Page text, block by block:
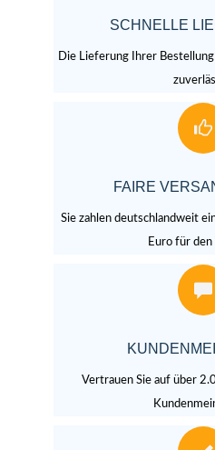
SCHNELLE
Die Lieferung Ihrer
FAIRE
Sie zahlen deutschlandweit
Euro für den
Vertrauen Sie auf über